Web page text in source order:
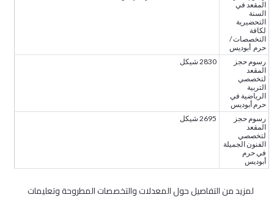
المقعد في
السنة
التحضيرية
لكافة
التخصصات /
حرم أبوديس
رسوم حجز
المقعد
لتخصصي
التربية
الرياضية في
حرم أبوديس
2830 شيكل
رسوم حجز
المقعد
لتخصصي
الفنون الجميلة
في حرم
أبوديس
2695 شيكل
لمزيد من التفاصيل حول المعدلات والتخصصات المطروحة وتعليمات